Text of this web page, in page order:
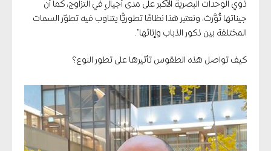
ذوي الوحدات البصرية الأكبر على مدى أجيالٍ في التزاوج، كما أن
جيناتها تُوَّرث، ونعتبر هذا نظامًا تطوريًّا يتناوب فيه تطوّر السمات
المختلفة بين ذكور الذباب وإناثها”.
كيف تواصل هذه الطقوس تأثيرها على تطور النوع؟